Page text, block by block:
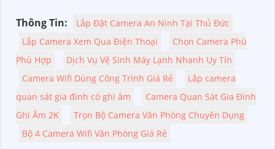
Thông Tin:
Lắp Đặt Camera An Ninh Tại Thủ Đức
Lắp Camera Xem Qua Điện Thoại
Chọn Camera Phù
Phù Hợp
Dịch Vụ Vệ Sinh Máy Lạnh Nhanh Uy Tín
Camera Wifi Dùng Công Trình Giá Rẻ
Lắp camera
quan sát gia đình có ghi âm
Camera Quan Sát Gia Đình
Ghi Âm 2K
Trọn Bộ Camera Văn Phòng Chuyên Dụng
Bộ 4 Camera Wifi Văn Phòng Giá Rẻ